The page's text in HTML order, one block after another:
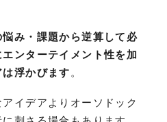
み・課題から逆算して必
ンターテイメント性を加
浮かびます 。
イデアよりオーソドック